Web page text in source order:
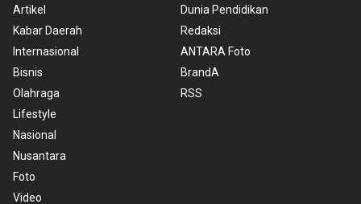
Artikel
Kabar Daerah
Internasional
Bisnis
Olahraga
Lifestyle
Nasional
Nusantara
Foto
Video
Dunia Pendidikan
Redaksi
ANTARA Foto
BrandA
RSS